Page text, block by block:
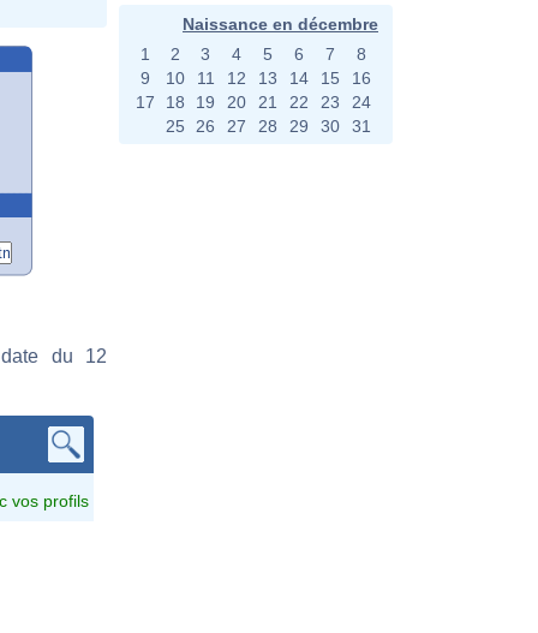
du 12
vos profils
Naissance en décembre
1
2 3 4 5 6 7
8
9
10 11 12 13 14 15
16
17
18 19 20 21 22 23
24
25
26 27 28 29 30 31